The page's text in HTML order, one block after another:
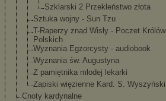
Szklarski 2 Przekleństwo złota
Sztuka wojny - Sun Tzu
T-Raperzy znad Wisły - Poczet Królów
Polskich
Wyznania Egzorcysty - audiobook
Wyznania św. Augustyna
Z pamiętnika młodej lekarki
Zapiski więzienne Kard. S. Wyszyński
Cnoty kardynalne